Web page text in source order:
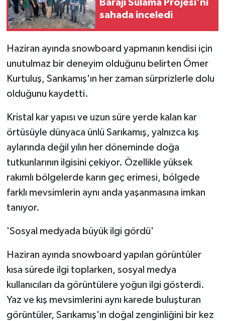
Barajı Sulama Projesi'ni
sahada inceledi
Haziran ayında snowboard yapmanın kendisi için
unutulmaz bir deneyim olduğunu belirten Ömer
Kurtuluş, Sarıkamış'ın her zaman sürprizlerle dolu
olduğunu kaydetti.
Kristal kar yapısı ve uzun süre yerde kalan kar
örtüsüyle dünyaca ünlü Sarıkamış, yalnızca kış
aylarında değil yılın her döneminde doğa
tutkunlarının ilgisini çekiyor. Özellikle yüksek
rakımlı bölgelerde karın geç erimesi, bölgede
farklı mevsimlerin aynı anda yaşanmasına imkan
tanıyor.
'Sosyal medyada büyük ilgi gördü'
Haziran ayında snowboard yapılan görüntüler
kısa sürede ilgi toplarken, sosyal medya
kullanıcıları da görüntülere yoğun ilgi gösterdi.
Yaz ve kış mevsimlerini aynı karede buluşturan
görüntüler, Sarıkamış'ın doğal zenginliğini bir kez